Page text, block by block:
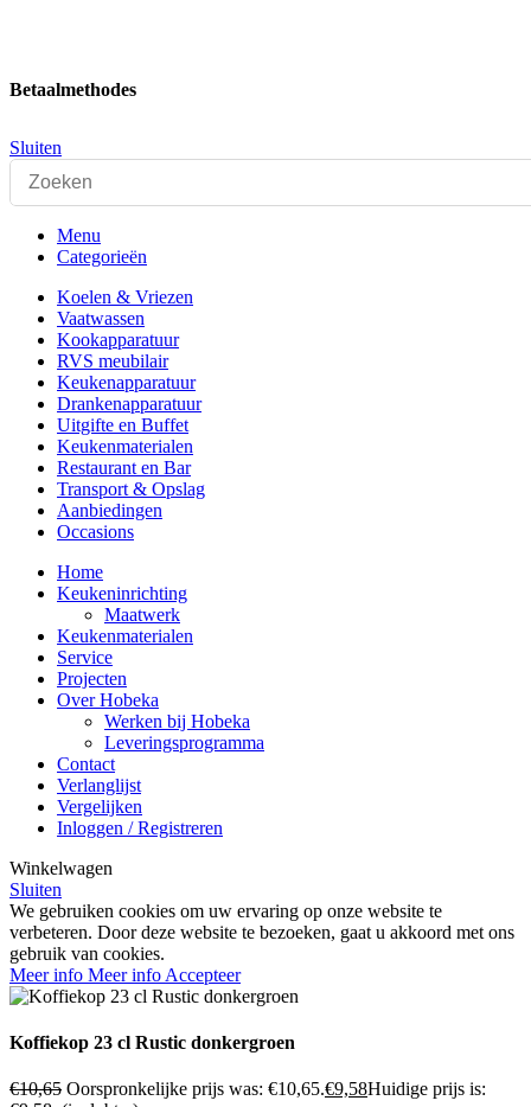
Betaalmethodes
Sluiten
Menu
Categorieën
Koelen & Vriezen
Vaatwassen
Kookapparatuur
RVS meubilair
Keukenapparatuur
Drankenapparatuur
Uitgifte en Buffet
Keukenmaterialen
Restaurant en Bar
Transport & Opslag
Aanbiedingen
Occasions
Home
Keukeninrichting
Maatwerk
Keukenmaterialen
Service
Projecten
Over Hobeka
Werken bij Hobeka
Leveringsprogramma
Contact
Verlanglijst
Vergelijken
Inloggen / Registreren
Winkelwagen
Sluiten
We gebruiken cookies om uw ervaring op onze website te
verbeteren. Door deze website te bezoeken, gaat u akkoord met ons
gebruik van cookies.
Meer info Meer info Accepteer
Koffiekop 23 cl Rustic donkergroen
€10,65 Oorspronkelijke prijs was: €10,65.€9,58Huidige prijs is: